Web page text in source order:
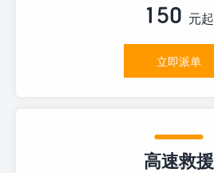
150 元起
立即派单
高速救援